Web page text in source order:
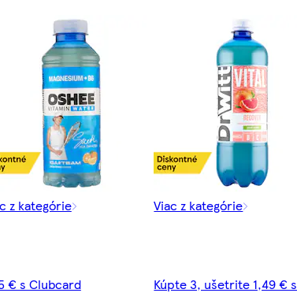
z kategórie
€ s Clubcard
Viac z kategórie
Kúpte 3, ušetrite 1,49 € s